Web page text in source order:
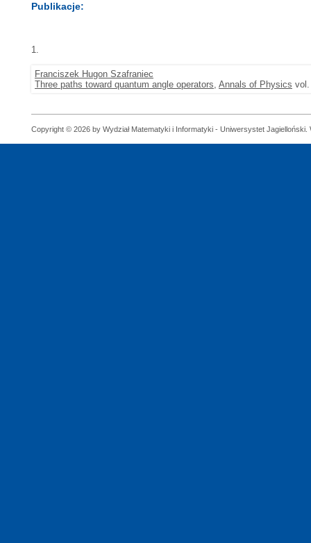
Publikacje:
1.
Franciszek Hugon Szafraniec
Three paths toward quantum angle operators, Annals of Physics vol.
Copyright © 2026 by Wydział Matematyki i Informatyki - Uniwersystet